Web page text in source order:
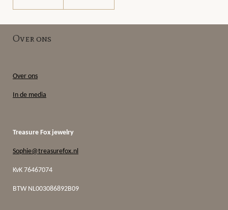
Over ons
Over ons
In de media
Treasure Fox jewelry
Sophie@treasurefox.nl
KvK 76467074
BTW NL003086892B09